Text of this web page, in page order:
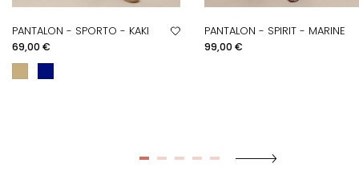
PANTALON - SPORTO - KAKI
Prix
69,00 €
PANTALON - SPIRIT - MARINE
Prix
99,00 €